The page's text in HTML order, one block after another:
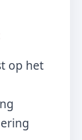
op het